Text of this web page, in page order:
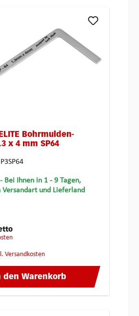
Bohrmulden-
x 4 mm SP64
- Bei Ihnen in 1 - 9 Tagen,
Versandart und Lieferland
Versandkosten
den Warenkorb